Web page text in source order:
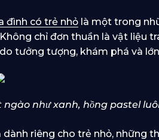
đình có trẻ nhỏ là một trong
chỉ đơn thuần là vật liệu
tưởng tượng, khám phá và
ngào như xanh, hồng pastel
riêng cho trẻ nhỏ, những